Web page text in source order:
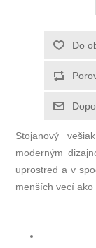
Stojanový
moderným
uprostred a v
menších vecí ako